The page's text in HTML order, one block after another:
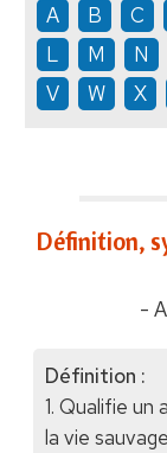
A B C
L
M N
V
W X
Définition,
-
Définition :
1. Qualifie un
la vie